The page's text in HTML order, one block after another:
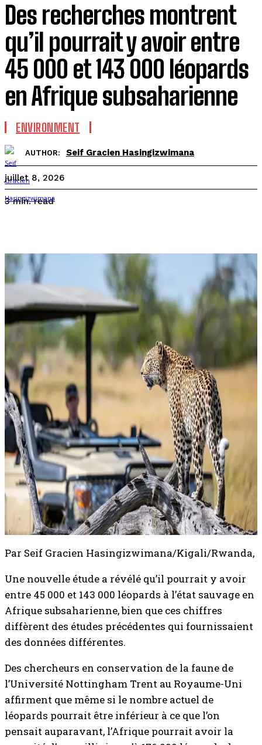
Des recherches montrent
qu’il pourrait y avoir entre
45 000 et 143 000 léopards
en Afrique subsaharienne
ENVIRONMENT
AUTHOR: Seif Gracien Hasingizwimana
juillet 8, 2026
3min. read
Par Seif Gracien Hasingizwimana/Kigali/Rwanda,
Une nouvelle étude a révélé qu’il pourrait y avoir
entre 45 000 et 143 000 léopards à l’état sauvage en
Afrique subsaharienne, bien que ces chiffres
diffèrent des études précédentes qui fournissaient
des données différentes.
Des chercheurs en conservation de la faune de
l’Université Nottingham Trent au Royaume-Uni
affirment que même si le nombre actuel de
léopards pourrait être inférieur à ce que l’on
pensait auparavant, l’Afrique pourrait avoir la